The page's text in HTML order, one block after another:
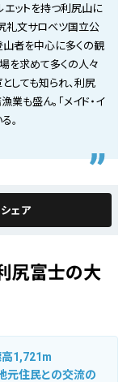
ットを持つ利尻山に
礼文サロベツ国立公
山者を中心に多くの観
を求めて多くの人々
しても知られ、利尻
業も盛ん。「メイド・イ
。
尻富士の大
高1,721m
元住民との交流の